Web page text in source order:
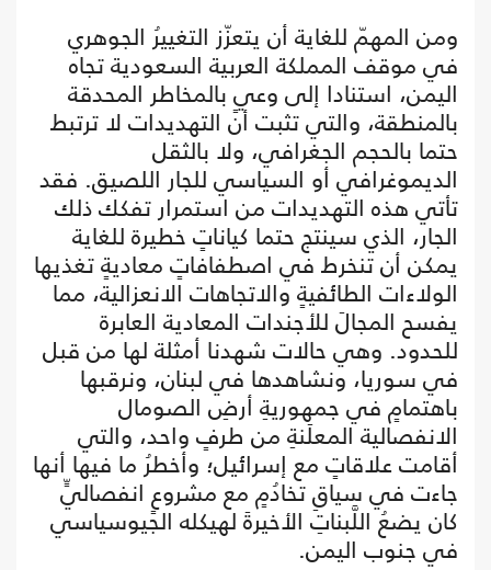
ومن المهمّ للغاية أن يتعزّز التغييرُ الجوهري
في موقف المملكة العربية السعودية تجاه
اليمن، استنادا إلى وعيٍ بالمخاطر المحدقة
بالمنطقة، والتي تثبت أن التهديدات لا ترتبط
حتما بالحجم الجغرافي، ولا بالثقل
الديموغرافي أو السياسي للجار اللصيق. فقد
تأتي هذه التهديدات من استمرار تفكك ذلك
الجار، الذي سينتج حتما كياناتٍ خطيرة للغاية
يمكن أن تنخرط في اصطفافاتٍ معاديةٍ تغذيها
الولاءات الطائفيةٍ والاتجاهات الانعزالية، مما
يفسح المجالَ للأجندات المعادية العابرة
للحدود. وهي حالات شهدنا أمثلة لها من قبل
في سوريا، ونشاهدها في لبنان، ونرقبها
باهتمامٍ في جمهوريةِ أرضِ الصومال
الانفصالية المعلَنةِ من طرفٍ واحد، والتي
أقامت علاقاتٍ مع إسرائيل؛ وأخطرُ ما فيها أنها
جاءت في سياقِ تخادُمٍ مع مشروعٍ انفصاليٍّ
كان يضعُ اللَّبناتِ الأخيرةَ لهيكله الجيوسياسي
في جنوب اليمن.